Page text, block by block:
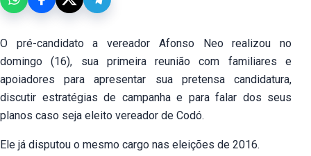
O pré-candidato a vereador Afonso Neo realizou no
domingo (16), sua primeira reunião com familiares e
apoiadores para apresentar sua pretensa candidatura,
discutir estratégias de campanha e para falar dos seus
planos caso seja eleito vereador de Codó.
Ele já disputou o mesmo cargo nas eleições de 2016.